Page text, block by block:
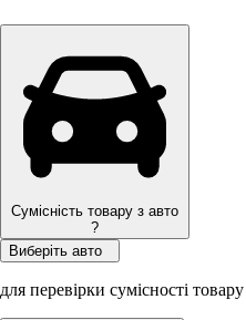
Сумісність товару з авто
?
Виберіть авто
для перевірки сумісності товару